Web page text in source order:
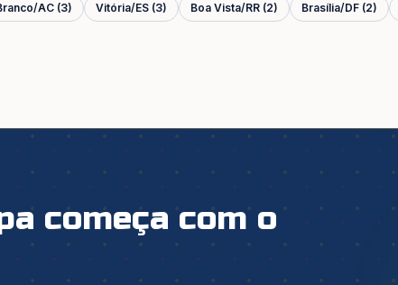
/AC (3) Vitória/ES (3) Boa Vista/RR (2) Brasília/DF (2)
começa com o